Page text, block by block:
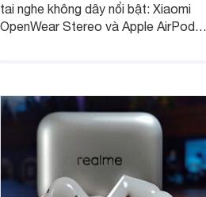
tai nghe không dây nổi bật: Xiaomi
OpenWear Stereo và Apple AirPods 4
phẩm chất lượng cao, nhưng hướng
tới đối tượng khách hàng khác nhau.